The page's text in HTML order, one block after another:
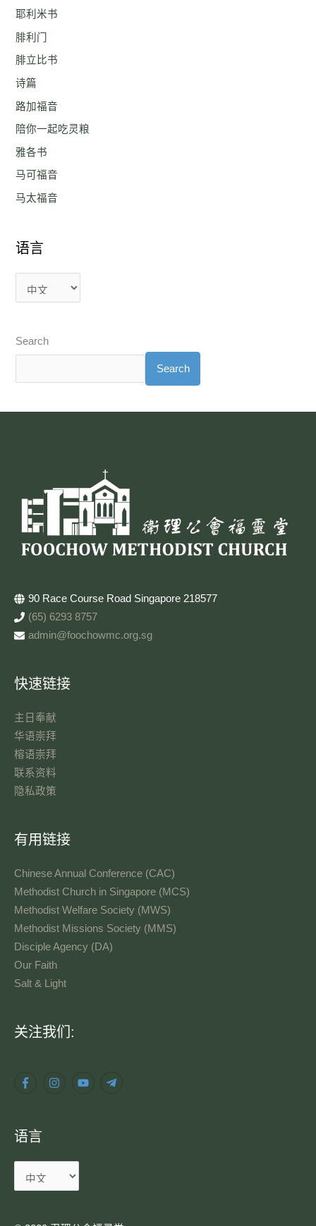
耶利米书
腓利门
腓立比书
诗篇
路加福音
陪你一起吃灵粮
雅各书
马可福音
马太福音
语言
Search
Search
90 Race Course Road Singapore 218577
(65) 6293 8757
admin@foochowmc.org.sg
快速链接
主日奉献​
华语崇拜
榕语崇拜
联系资料​
隐私政策
有用链接
Chinese Annual Conference (CAC)
Methodist Church in Singapore (MCS)
Methodist Welfare Society (MWS)
Methodist Missions Society (MMS)
Disciple Agency (DA)
Our Faith
Salt & Light
关注我们:
语言
语